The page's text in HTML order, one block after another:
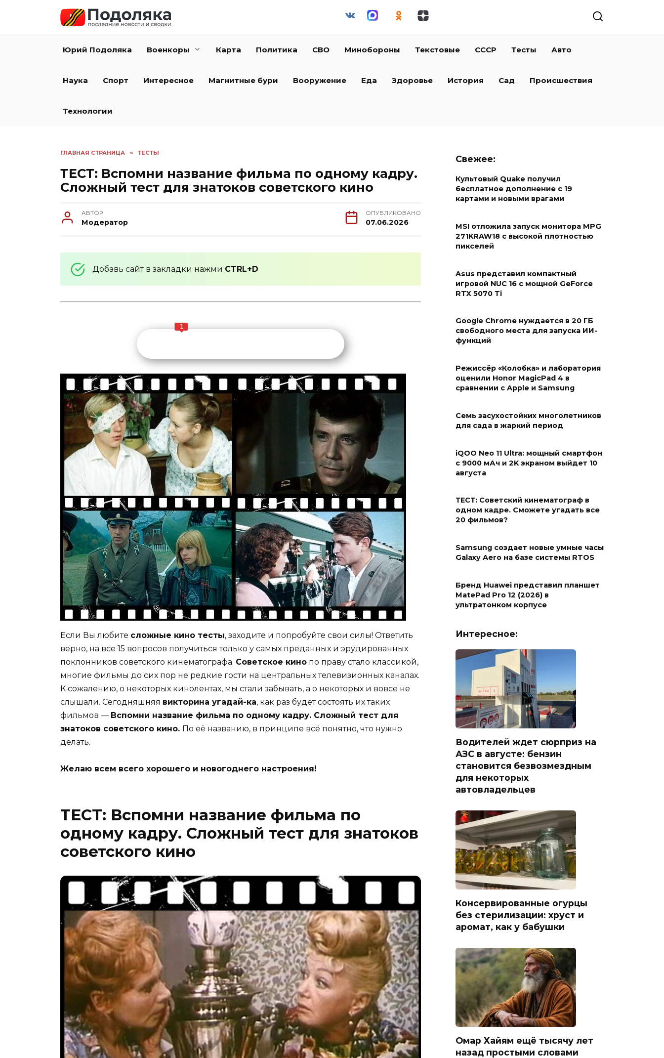
Юрий Подоляка Военкоры Карта Политика СВО Минобороны Текстовые СССР Тесты Авто
Наука Спорт Интересное Магнитные бури Вооружение Еда Здоровье История Сад Происшествия
Технологии
ГЛАВНАЯ СТРАНИЦА » ТЕСТЫ
ТЕСТ: Вспомни название фильма по одному кадру.
Сложный тест для знатоков советского кино
АВТОР
Модератор
ОПУБЛИКОВАНО
07.06.2026
Добавь сайт в закладки нажми CTRL+D
1
Если Вы любите сложные кино тесты, заходите и попробуйте свои силы! Ответить
верно, на все 15 вопросов получиться только у самых преданных и эрудированных
поклонников советского кинематографа. Советское кино по праву стало классикой,
многие фильмы до сих пор не редкие гости на центральных телевизионных каналах.
К сожалению, о некоторых кинолентах, мы стали забывать, а о некоторых и вовсе не
слышали. Сегодняшняя викторина угадай-ка, как раз будет состоять их таких
фильмов — Вспомни название фильма по одному кадру. Сложный тест для
знатоков советского кино. По её названию, в принципе всё понятно, что нужно
делать.
Желаю всем всего хорошего и новогоднего настроения!
ТЕСТ: Вспомни название фильма по
одному кадру. Сложный тест для знатоков
советского кино
Свежее:
Культовый Quake получил
бесплатное дополнение с 19
картами и новыми врагами
MSI отложила запуск монитора MPG
271KRAW18 с высокой плотностью
пикселей
Asus представил компактный
игровой NUC 16 с мощной GeForce
RTX 5070 Ti
Google Chrome нуждается в 20 ГБ
свободного места для запуска ИИ-
функций
Режиссёр «Колобка» и лаборатория
оценили Honor MagicPad 4 в
сравнении с Apple и Samsung
Семь засухостойких многолетников
для сада в жаркий период
iQOO Neo 11 Ultra: мощный смартфон
с 9000 мАч и 2K экраном выйдет 10
августа
ТЕСТ: Советский кинематограф в
одном кадре. Сможете угадать все
20 фильмов?
Samsung создает новые умные часы
Galaxy Aero на базе системы RTOS
Бренд Huawei представил планшет
MatePad Pro 12 (2026) в
ультратонком корпусе
Интересное:
Водителей ждет сюрприз на
АЗС в августе: бензин
становится безвозмездным
для некоторых
автовладельцев
Консервированные огурцы
без стерилизации: хруст и
аромат, как у бабушки
Омар Хайям ещё тысячу лет
назад простыми словами